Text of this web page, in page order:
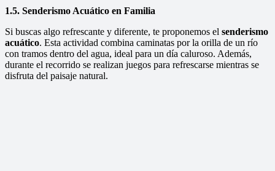
1.5. Senderismo Acuático en Familia
Si buscas algo refrescante y diferente, te proponemos el senderismo
acuático. Esta actividad combina caminatas por la orilla de un río
con tramos dentro del agua, ideal para un día caluroso. Además,
durante el recorrido se realizan juegos para refrescarse mientras se
disfruta del paisaje natural.